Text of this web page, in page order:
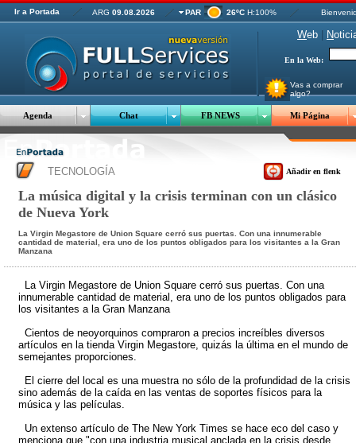
Ir a Portada ARG 09.08.2026 PAR 26ºC H:100%
Web N
En la Web:
Vas a comprar
algo?
Agenda Chat FB NEWS Mi Página
TECNOLOGÍA Añadir en flenk
La música digital y la crisis terminan con un clásico
de Nueva York
La Virgin Megastore de Union Square cerró sus puertas. Con una innumerable
cantidad de material, era uno de los puntos obligados para los visitantes a la Gran
Manzana
La Virgin Megastore de Union Square cerró sus puertas. Con una
innumerable cantidad de material, era uno de los puntos obligados para
los visitantes a la Gran Manzana
Cientos de neoyorquinos compraron a precios increíbles diversos
artículos en la tienda Virgin Megastore, quizás la última en el mundo de
semejantes proporciones.
El cierre del local es una muestra no sólo de la profundidad de la crisis
sino además de la caída en las ventas de soportes físicos para la
música y las películas.
Un extenso artículo de The New York Times se hace eco del caso y
menciona que "con una industria musical anclada en la crisis desde